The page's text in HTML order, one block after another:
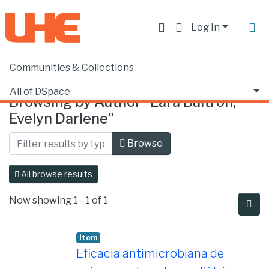
Log In
Communities & Collections
All of DSpace
Home Browse by Author
Browsing by Author "Lara Buitrón,
Evelyn Darlene"
Browse
All browse results
Now showing 1 - 1 of 1
Item
Eficacia antimicrobiana de